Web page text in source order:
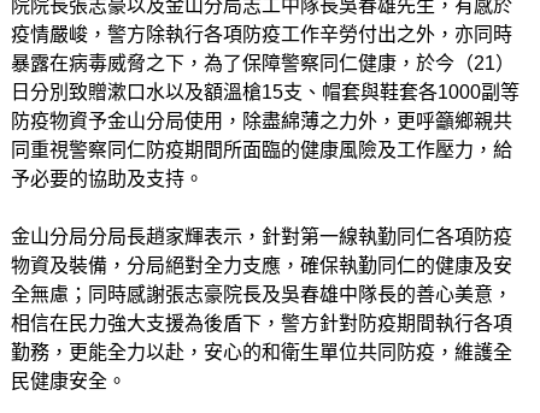
院院長張志豪以及金山分局志工中隊長吳春雄先生，有感於
疫情嚴峻，警方除執行各項防疫工作辛勞付出之外，亦同時
暴露在病毒威脅之下，為了保障警察同仁健康，於今（21）
日分別致贈漱口水以及額溫槍15支、帽套與鞋套各1000副等
防疫物資予金山分局使用，除盡綿薄之力外，更呼籲鄉親共
同重視警察同仁防疫期間所面臨的健康風險及工作壓力，給
予必要的協助及支持。
金山分局分局長趙家輝表示，針對第一線執勤同仁各項防疫
物資及裝備，分局絕對全力支應，確保執勤同仁的健康及安
全無慮；同時感謝張志豪院長及吳春雄中隊長的善心美意，
相信在民力強大支援為後盾下，警方針對防疫期間執行各項
勤務，更能全力以赴，安心的和衛生單位共同防疫，維護全
民健康安全。